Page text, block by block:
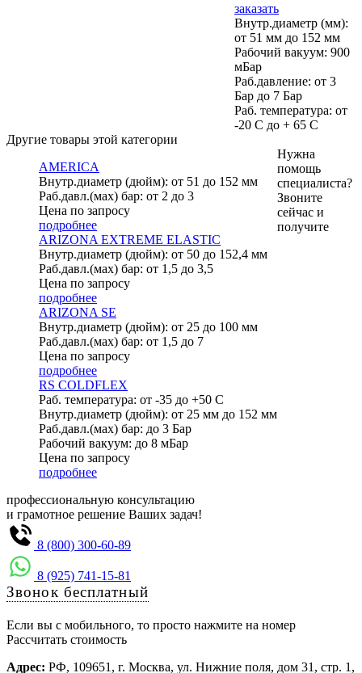
заказать
Внутр.диаметр (мм):
от 51 мм до 152 мм
Рабочий вакуум: 900
мБар
Раб.давление: от 3
Бар до 7 Бар
Раб. температура: от
-20 С до + 65 С
Другие товары этой категории
AMERICA
Внутр.диаметр (дюйм): от 51 до 152 мм
Раб.давл.(мах) бар: от 2 до 3
Цена по запросу
подробнее
ARIZONA EXTREME ELASTIC
Внутр.диаметр (дюйм): от 50 до 152,4 мм
Раб.давл.(мах) бар: от 1,5 до 3,5
Цена по запросу
подробнее
ARIZONA SE
Внутр.диаметр (дюйм): от 25 до 100 мм
Раб.давл.(мах) бар: от 1,5 до 7
Цена по запросу
подробнее
RS COLDFLEX
Раб. температура: от -35 до +50 С
Внутр.диаметр (дюйм): от 25 мм до 152 мм
Раб.давл.(мах) бар: до 3 Бар
Рабочий вакуум: до 8 мБар
Цена по запросу
подробнее
Нужна
помощь
специалиста?
Звоните
сейчас и
получите
профессиональную консультацию
и грамотное решение Ваших задач!
8 (800) 300-60-89
8 (925) 741-15-81
Звонок бесплатный
Если вы с мобильного, то просто нажмите на номер
Рассчитать стоимость
Адрес: РФ, 109651, г. Москва, ул. Нижние поля, дом 31, стр. 1,